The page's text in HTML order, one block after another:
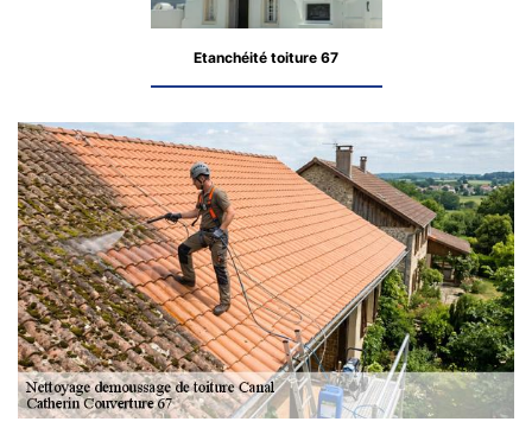
Etanchéité toiture 67